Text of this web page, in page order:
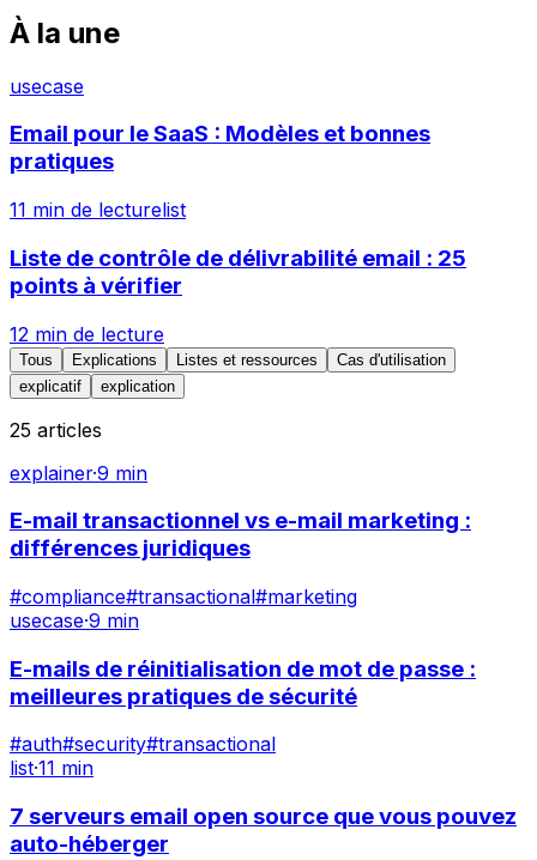
À la une
usecase
Email pour le SaaS : Modèles et bonnes
pratiques
11 min de lecturelist
Liste de contrôle de délivrabilité email : 25
points à vérifier
12 min de lecture
Tous Explications Listes et ressources
Cas d'utilisation
explicatif
explication
25 articles
explainer·9 min
E-mail transactionnel vs e-mail marketing :
différences juridiques
#compliance#transactional#marketing
usecase·9 min
E-mails de réinitialisation de mot de passe :
meilleures pratiques de sécurité
#auth#security#transactional
list·11 min
7 serveurs email open source que vous pouvez
auto-héberger